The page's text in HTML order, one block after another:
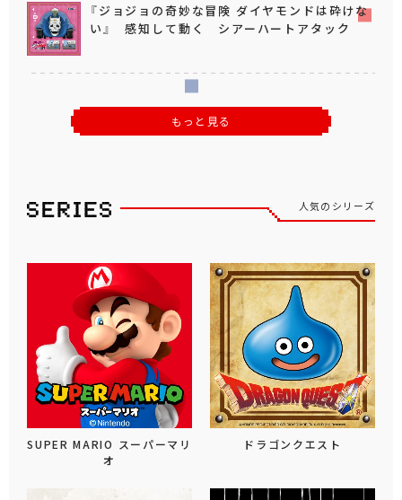
『ジョジョの奇妙な冒険 ダイヤモンドは砕けな
い』 感知して動く シアーハートアタック
もっと見る
人気のシリーズ
SUPER MARIO スーパーマリ
オ
ドラゴンクエスト